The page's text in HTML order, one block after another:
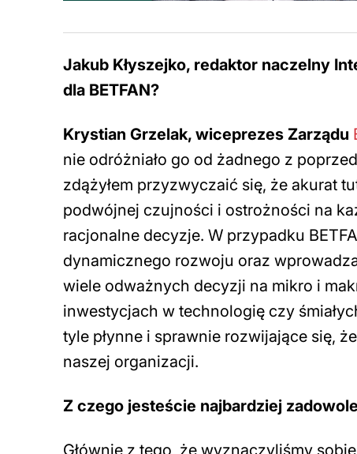
Jakub Kłyszejko, redaktor naczelny
dla BETFAN?
Krystian Grzelak, wiceprezes Zarządu
nie odróżniało go od żadnego z
zdążyłem przyzwyczaić się, że akurat
podwójnej czujności i ostrożności na
racjonalne decyzje. W przypadku
dynamicznego rozwoju oraz
wiele odważnych decyzji na mikro i
inwestycjach w technologię czy
tyle płynne i sprawnie rozwijające się,
naszej organizacji.
Z czego jesteście najbardziej